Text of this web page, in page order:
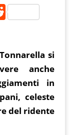
R
di
t
si
anche
in
celeste
del ridente